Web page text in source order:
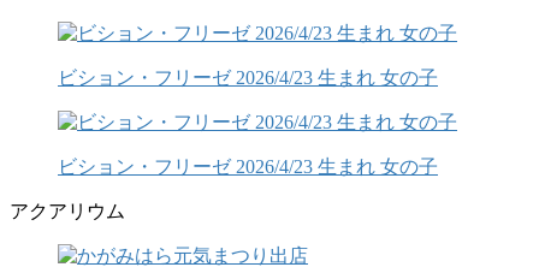
ビション・フリーゼ 2026/4/23 生まれ 女の子
ビション・フリーゼ 2026/4/23 生まれ 女の子
アクアリウム